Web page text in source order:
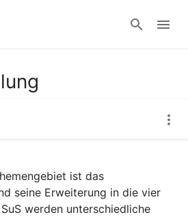
Anmelden
ist das
seine Erweiterung in die vier
werden unterschiedliche